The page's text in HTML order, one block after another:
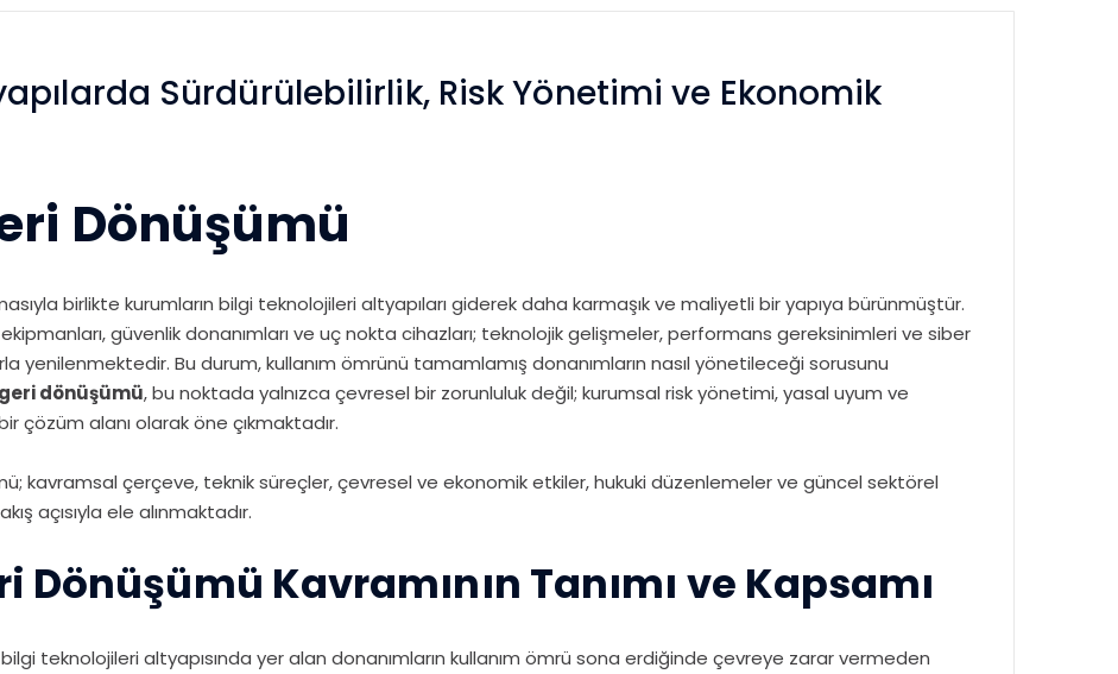
Sürdürülebilirlik, Risk Yönetimi ve Ekonomik
Dönüşümü
birlikte kurumların bilgi teknolojileri altyapıları giderek daha karmaşık ve maliyetli bir yapıya bürünmüştür.
güvenlik donanımları ve uç nokta cihazları; teknolojik gelişmeler, performans gereksinimleri ve siber
yenilenmektedir. Bu durum, kullanım ömrünü tamamlamış donanımların nasıl yönetileceği sorusunu
dönüşümü, bu noktada yalnızca çevresel bir zorunluluk değil; kurumsal risk yönetimi, yasal uyum ve
çözüm alanı olarak öne çıkmaktadır.
kavramsal çerçeve, teknik süreçler, çevresel ve ekonomik etkiler, hukuki düzenlemeler ve güncel sektörel
açısıyla ele alınmaktadır.
Dönüşümü Kavramının Tanımı ve Kapsamı
teknolojileri altyapısında yer alan donanımların kullanım ömrü sona erdiğinde çevreye zarar vermeden